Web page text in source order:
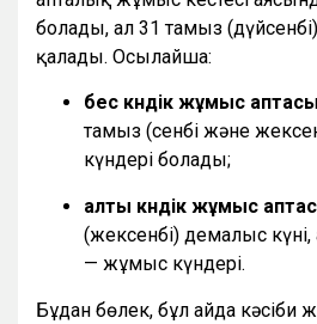
болады, ал 31 тамыз
қалады. Осылайша:
бес күндік жұмыс
тамыз (сенбі және
күндері болады;
алты күндік жұмыс
(жексенбі) демалыс
— жұмыс күндері.
Бұдан бөлек, бұл айда кәсіби